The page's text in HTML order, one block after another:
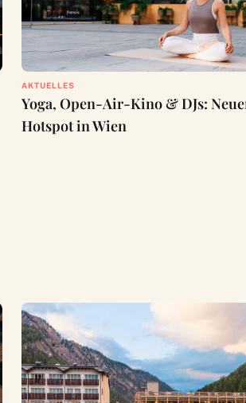
AKTUELLES
Yoga, Open-Air-Kino & DJs:
Hotspot in Wien